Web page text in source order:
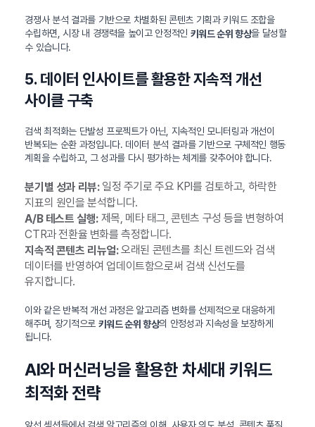
경쟁사 분석 결과를 기반으로 차별화된 콘텐츠 기획과 키워드 조합을
수립하면, 시장 내 경쟁력을 높이고 안정적인 키워드 순위 향상을 달성할
수 있습니다.
5. 데이터 인사이트를 활용한 지속적 개선
사이클 구축
검색 최적화는 단발성 프로젝트가 아닌, 지속적인 모니터링과 개선이
반복되는 순환 과정입니다. 데이터 분석 결과를 기반으로 구체적인 행동
계획을 수립하고, 그 성과를 다시 평가하는 체계를 갖추어야 합니다.
분기별 성과 리뷰:일정 주기로 주요 KPI를 검토하고, 하락한
지표의 원인을 분석합니다.
A/B 테스트 실행:제목, 메타 태그, 콘텐츠 구성 등을 변형하여
CTR과 전환율 변화를 측정합니다.
지속적 콘텐츠 리뉴얼:오래된 콘텐츠를 최신 트렌드와 검색
데이터를 반영하여 업데이트함으로써 검색 신선도를
유지합니다.
이와 같은 반복적 개선 과정은 알고리즘 변화를 선제적으로 대응하게
해주며, 장기적으로 키워드 순위 향상의 안정성과 지속성을 보장하게
됩니다.
AI와 머신러닝을 활용한 차세대 키워드
최적화 전략